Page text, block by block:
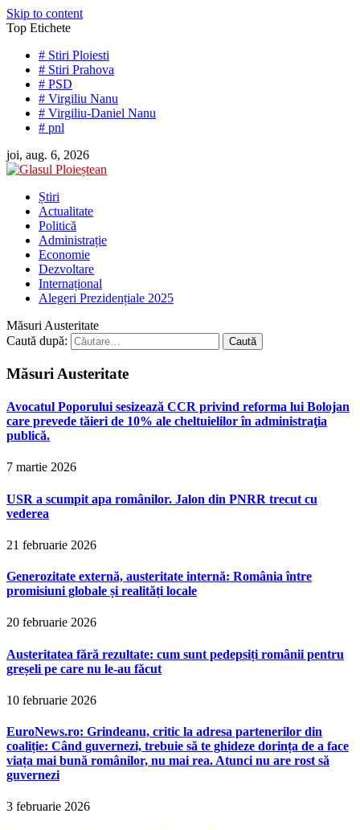
Skip to content
Top Etichete
# Stiri Ploiesti
# Stiri Prahova
# PSD
# Virgiliu Nanu
# Virgiliu-Daniel Nanu
# pnl
joi, aug. 6, 2026
Știri
Actualitate
Politică
Administrație
Economie
Dezvoltare
Internațional
Alegeri Prezidențiale 2025
Măsuri Austeritate
Caută după:
Măsuri Austeritate
Avocatul Poporului sesizează CCR privind reforma lui Bolojan
care prevede tăieri de 10% ale cheltuielilor în administraţia
publică.
7 martie 2026
USR a scumpit apa românilor. Jalon din PNRR trecut cu
vederea
21 februarie 2026
Generozitate externă, austeritate internă: România între
promisiuni globale și realități locale
20 februarie 2026
Austeritatea fără rezultate: cum sunt pedepsiți românii pentru
greșeli pe care nu le-au făcut
10 februarie 2026
EuroNews.ro: Grindeanu, critic la adresa partenerilor din
coaliție: Când guvernezi, trebuie să te ghideze dorința de a face
viața mai bună românilor, nu mai rea. Atunci nu are rost să
guvernezi
3 februarie 2026